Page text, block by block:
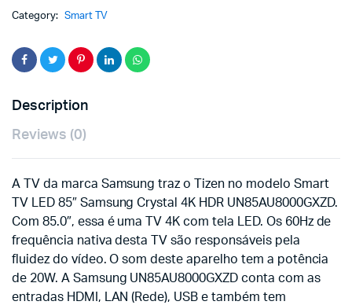
Category: Smart TV
Description
Reviews (0)
A TV da marca Samsung traz o Tizen no modelo Smart
TV LED 85″ Samsung Crystal 4K HDR UN85AU8000GXZD.
Com 85.0″, essa é uma TV 4K com tela LED. Os 60Hz de
frequência nativa desta TV são responsáveis pela
fluidez do vídeo. O som deste aparelho tem a potência
de 20W. A Samsung UN85AU8000GXZD conta com as
entradas HDMI, LAN (Rede), USB e também tem